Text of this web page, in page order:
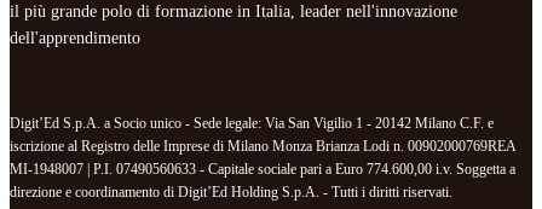
il più grande polo di formazione in Italia, leader nell'innovazione
dell'apprendimento
Digit’Ed S.p.A. a Socio unico - Sede legale: Via San Vigilio 1 - 20142 Milano C.F. e
iscrizione al Registro delle Imprese di Milano Monza Brianza Lodi n. 00902000769REA
MI-1948007 | P.I. 07490560633 - Capitale sociale pari a Euro 774.600,00 i.v. Soggetta a
direzione e coordinamento di Digit’Ed Holding S.p.A. - Tutti i diritti riservati.